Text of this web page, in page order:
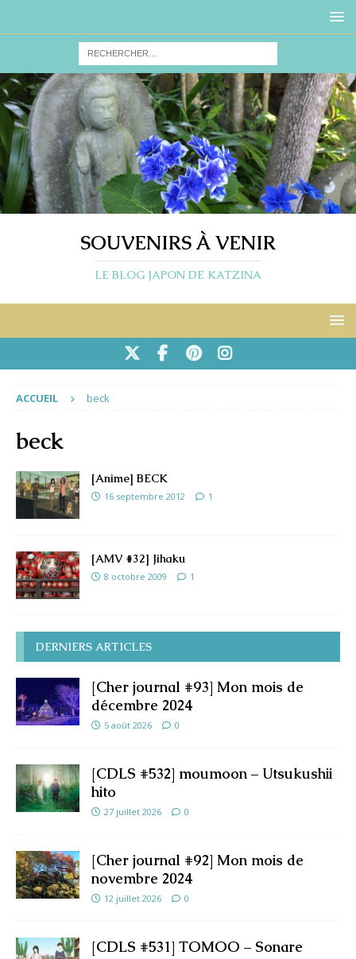
SOUVENIRS À VENIR
LE BLOG JAPON DE KATZINA
ACCUEIL beck
beck
[Anime] BECK
16 septembre 2012 1
[AMV #32] Jihaku
8 octobre 2009 1
DERNIERS ARTICLES
[Cher journal #93] Mon mois de
décembre 2024
5 août 2026 0
[CDLS #532] moumoon – Utsukushii
hito
27 juillet 2026 0
[Cher journal #92] Mon mois de
novembre 2024
12 juillet 2026 0
[CDLS #531] TOMOO – Sonare